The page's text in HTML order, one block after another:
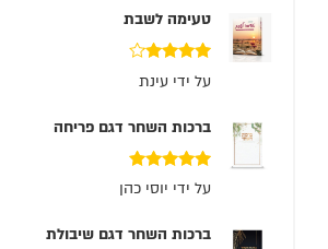
טעימה לשבת
דורג
מתוך 5
על ידי עינת
ברכות השחר דגם פריחה
דורג5 מתוך 5
על ידי יוסי כהן
ברכות השחר דגם שיבולת